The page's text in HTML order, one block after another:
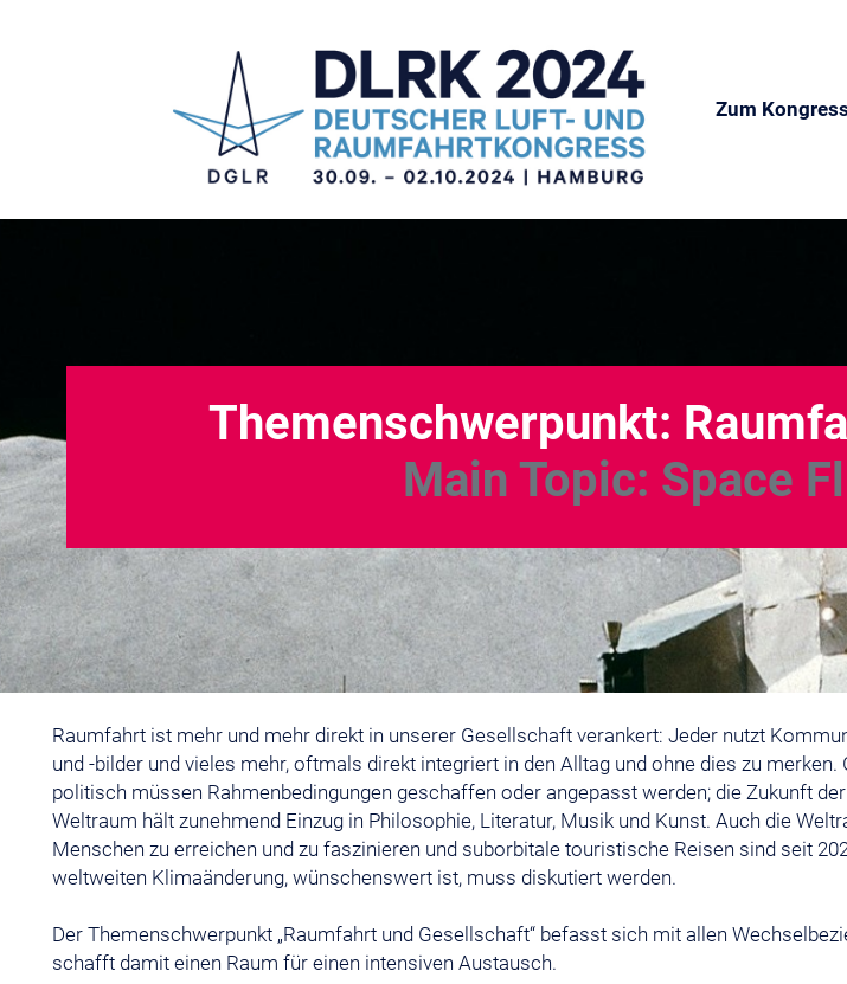
Zum Kongress
Themenschwerpunkt:
Main Topic: Space
Raumfahrt ist mehr und mehr direkt in unserer Gesellschaft verankert: Jeder nutzt
und -bilder und vieles mehr, oftmals direkt integriert in den Alltag und ohne dies zu
politisch müssen Rahmenbedingungen geschaffen oder angepasst werden; die Zukunft
Weltraum hält zunehmend Einzug in Philosophie, Literatur, Musik und Kunst. Auch die
Menschen zu erreichen und zu faszinieren und suborbitale touristische Reisen sind seit
weltweiten Klimaänderung, wünschenswert ist, muss diskutiert werden.
Der Themenschwerpunkt „Raumfahrt und Gesellschaft“ befasst sich mit allen
schafft damit einen Raum für einen intensiven Austausch.